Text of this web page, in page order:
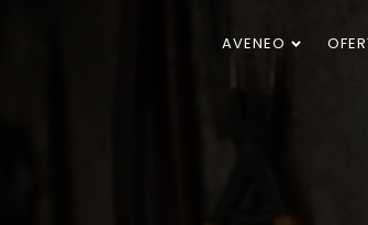
AVENEO